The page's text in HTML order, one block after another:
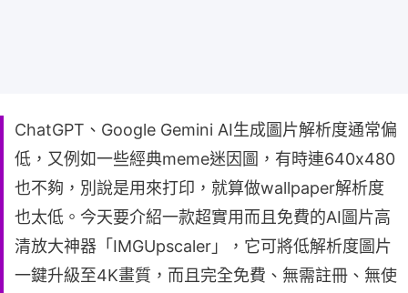
ChatGPT、Google Gemini AI生成圖片解析度通常偏
低，又例如一些經典meme迷因圖，有時連640x480
也不夠，別說是用來打印，就算做wallpaper解析度
也太低。今天要介紹一款超實用而且免費的AI圖片高
清放大神器「IMGUpscaler」，它可將低解析度圖片
一鍵升級至4K畫質，而且完全免費、無需註冊、無使